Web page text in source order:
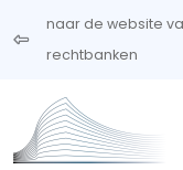
Overslaan en naar
naar de website
rechtbanken